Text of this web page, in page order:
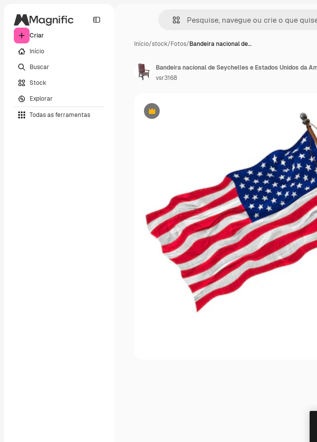
Criar
Início
Buscar
Stock
Explorar
Todas as ferramentas
Início/stock/Fotos/Bandeira nacional de…
Premium
vsr3168